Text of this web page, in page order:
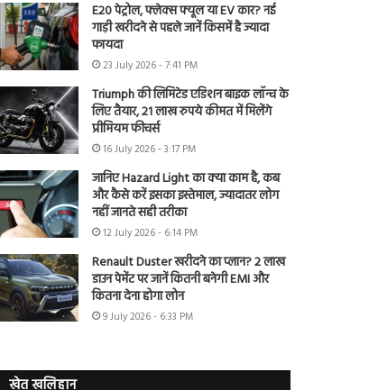
E20 पेट्रोल, फ्लेक्स फ्यूल या EV कार? नई
गाड़ी खरीदने से पहले जानें किसमें है ज्यादा
फायदा
23 July 2026 - 7:41 PM
Triumph की लिमिटेड एडिशन बाइक लॉन्च के
लिए तैयार, 21 लाख रुपये कीमत में मिलेंगे
प्रीमियम फीचर्स
16 July 2026 - 3:17 PM
जानिए Hazard Light का क्या काम है, कब
और कैसे करें इसका इस्तेमाल, ज्यादातर लोग
नहीं जानते सही तरीका
12 July 2026 - 6:14 PM
Renault Duster खरीदने का प्लान? 2 लाख
डाउन पेमेंट पर जानें कितनी बनेगी EMI और
कितना देना होगा लोन
9 July 2026 - 6:33 PM